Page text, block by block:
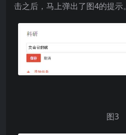
击之后，马上弹出了图4的提示。
图3